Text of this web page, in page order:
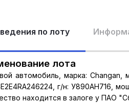
по лоту
лота
автомобиль, марка: Changan,
г/н: У890АН716,
находится в залоге у ПАО